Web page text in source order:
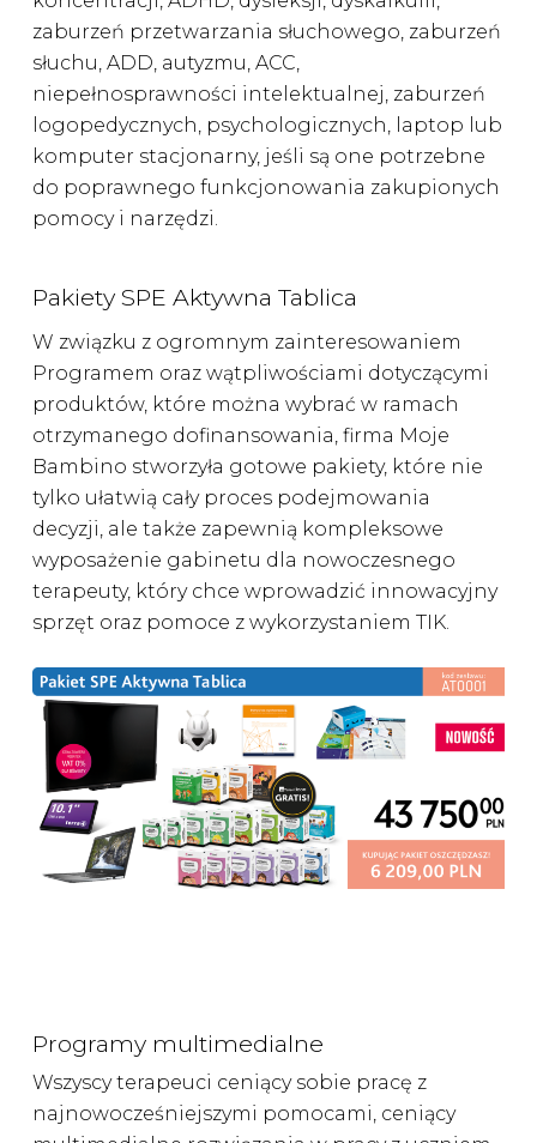
zaburzeń przetwarzania słuchowego, zaburzeń
słuchu, ADD, autyzmu, ACC,
niepełnosprawności intelektualnej, zaburzeń
logopedycznych, psychologicznych, laptop lub
komputer stacjonarny, jeśli są one potrzebne
do poprawnego funkcjonowania zakupionych
pomocy i narzędzi.
Pakiety SPE Aktywna Tablica
W związku z ogromnym zainteresowaniem
Programem oraz wątpliwościami dotyczącymi
produktów, które można wybrać w ramach
otrzymanego dofinansowania, firma Moje
Bambino stworzyła gotowe pakiety, które nie
tylko ułatwią cały proces podejmowania
decyzji, ale także zapewnią kompleksowe
wyposażenie gabinetu dla nowoczesnego
terapeuty, który chce wprowadzić innowacyjny
sprzęt oraz pomoce z wykorzystaniem TIK.
Programy multimedialne
Wszyscy terapeuci ceniący sobie pracę z
najnowocześniejszymi pomocami, ceniący